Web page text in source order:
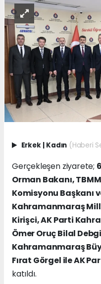
Erkek | Kadın (Haberi
Gerçekleşen ziyarete;
Orman Bakanı,
Komisyonu Başkanı
Kahramanmaraş
Kirişci, AK Parti
Ömer Oruç Bilal
Kahramanmaraş
Fırat Görgel ile AK
katıldı.